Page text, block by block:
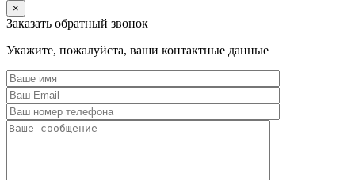
×
Заказать обратный звонок
Укажите, пожалуйста, ваши контактные данные